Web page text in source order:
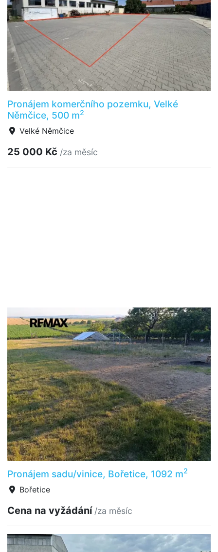
Pronájem komerčního pozemku, Velké
Němčice, 500 m2
Velké Němčice
25 000 Kč /za měsíc
Pronájem sadu/vinice, Bořetice, 1092 m2
Bořetice
Cena na vyžádání /za měsíc